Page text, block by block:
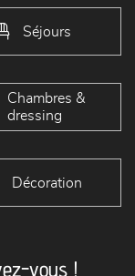
Séjours
Chambres &
dressing
Décoration
vous !